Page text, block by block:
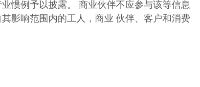
惯例予以披露。 商业伙伴不应参与该等信息
影响范围内的工人，商业 伙伴、客户和消费